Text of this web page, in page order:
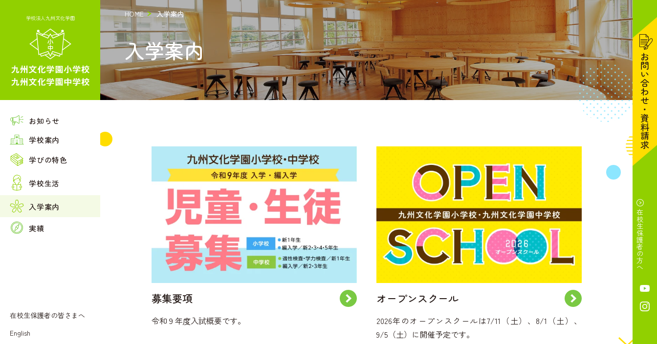
学校法人九州文化学園
お知らせ
ストコンサートで共演！！
学校案内
建学の精神・理念
ごあいさつ
情報公開
校舎・施設紹介
動画で見る九文小中学校
学びの特色
教育の３本の柱
小学校の学び
中学校の学び
小中一貫教育について
学校生活
年間行事予定
制服紹介
小学校の１日
入学案内
募集要項
オープンスクール
引っ越しに伴う入学・編入
実績
在校生保護者の皆さまへ
English
お問い合わせ・資料請求
在校生保護者の方へ
HOME 入学案内
入学案内
募集要項
令和９年度入試概要です。
オープンスクール
2026年のオープンスクールは7/11（土）、8/1（土）、
9/5（土）に開催予定です。